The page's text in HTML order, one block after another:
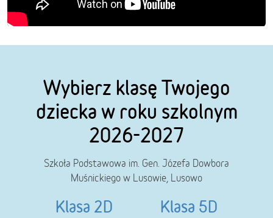
Wybierz klasę Twojego
dziecka w roku szkolnym
2026-2027
Szkoła Podstawowa im. Gen. Józefa Dowbora
Muśnickiego w Lusowie, Lusowo
Klasa 2D
Klasa 5D